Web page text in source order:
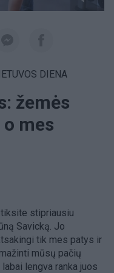
DIENA
žemės
mes
stipriausiu
Savicką. Jo
tik mes patys ir
mūsų pačių
lengva ranka juos